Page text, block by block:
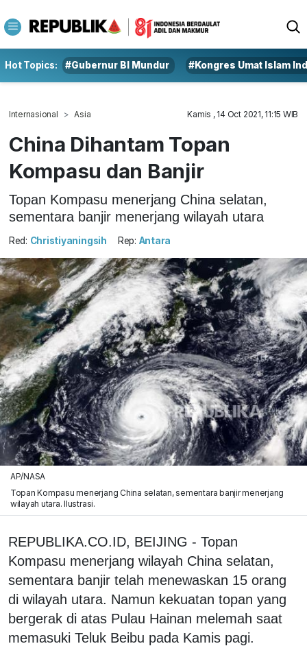
Hot Topics: #Gubernur BI Mundur #Kongres Umat Islam
Internasional Asia Kamis , 14 Oct 2021, 11:15 WIB
China Dihantam Topan
Kompasu dan Banjir
Topan Kompasu menerjang China selatan,
sementara banjir menerjang wilayah utara
Red: Christiyaningsih Rep: Antara
AP/NASA
Topan Kompasu menerjang China selatan, sementara banjir menerjang
wilayah utara. Ilustrasi.
REPUBLIKA.CO.ID, BEIJING - Topan
Kompasu menerjang wilayah China selatan,
sementara banjir telah menewaskan 15 orang
di wilayah utara. Namun kekuatan topan yang
bergerak di atas Pulau Hainan melemah saat
memasuki Teluk Beibu pada Kamis pagi.